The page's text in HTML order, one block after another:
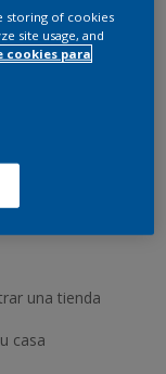
una tienda
casa
storing of cookies
site usage, and
cookies para